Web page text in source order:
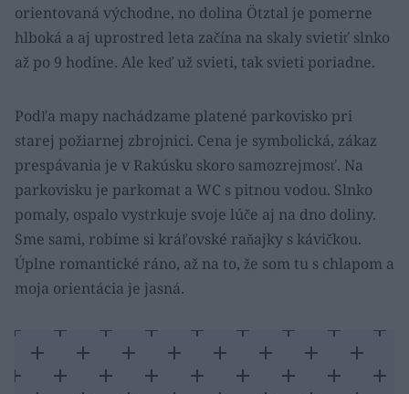
orientovaná východne, no dolina Ötztal je pomerne
hlboká a aj uprostred leta začína na skaly svietiť slnko
až po 9 hodine. Ale keď už svieti, tak svieti poriadne.
Podľa mapy nachádzame platené parkovisko pri
starej požiarnej zbrojnici. Cena je symbolická, zákaz
prespávania je v Rakúsku skoro samozrejmosť. Na
parkovisku je parkomat a WC s pitnou vodou. Slnko
pomaly, ospalo vystrkuje svoje lúče aj na dno doliny.
Sme sami, robíme si kráľovské raňajky s kávičkou.
Úplne romantické ráno, až na to, že som tu s chlapom a
moja orientácia je jasná.